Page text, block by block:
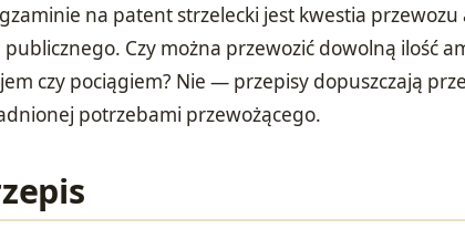
na patent strzelecki jest kwestia przewozu
Czy można przewozić dowolną ilość
czy pociągiem? Nie — przepisy dopuszczają
potrzebami przewożącego.